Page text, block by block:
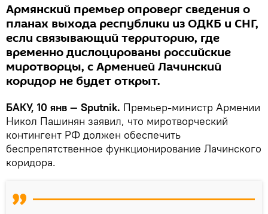
Армянский премьер опроверг сведения о
планах выхода республики из ОДКБ и СНГ,
если связывающий территорию, где
временно дислоцированы российские
миротворцы, с Арменией Лачинский
коридор не будет открыт.
БАКУ, 10 янв — Sputnik. Премьер-министр Армении
Никол Пашинян заявил, что миротворческий
контингент РФ должен обеспечить
беспрепятственное функционирование Лачинского
коридора.